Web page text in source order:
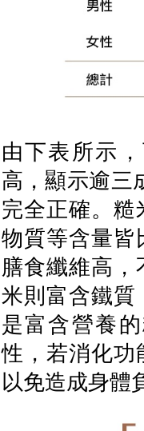
由下表所示
高，顯示逾三
完全正確。
物質等含量皆
膳食纖維高
米則富含鐵質
是富含營養
性，若消化功
以免造成身體